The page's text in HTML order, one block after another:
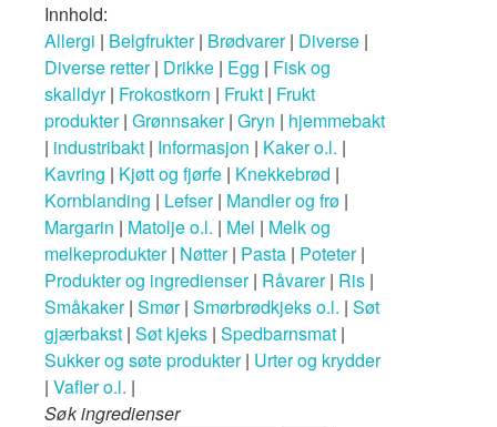
Innhold:
Allergi | Belgfrukter| Brødvarer| Diverse |
Diverse retter| Drikke | Egg | Fisk og
skalldyr| Frokostkorn | Frukt | Frukt
produkter| Grønnsaker| Gryn | hjemmebakt
| industribakt | Informasjon | Kaker o.l. |
Kavring | Kjøtt og fjørfe | Knekkebrød |
Kornblanding | Lefser| Mandler og frø |
Margarin | Matolje o.l. | Mel | Melk og
melkeprodukter| Nøtter| Pasta | Poteter|
Produkter og ingredienser| Råvarer| Ris |
Småkaker| Smør| Smørbrødkjeks o.l. | Søt
gjærbakst | Søt kjeks | Spedbarnsmat |
Sukker og søte produkter| Urter og krydder
| Vafler o.l. |
Søk ingredienser